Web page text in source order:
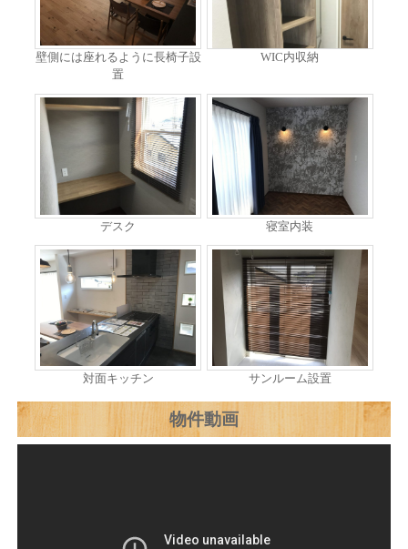
壁側には座れるように長椅子設
置
WIC内収納
デスク 寝室内装
対面キッチン サンルーム設置
物件動画